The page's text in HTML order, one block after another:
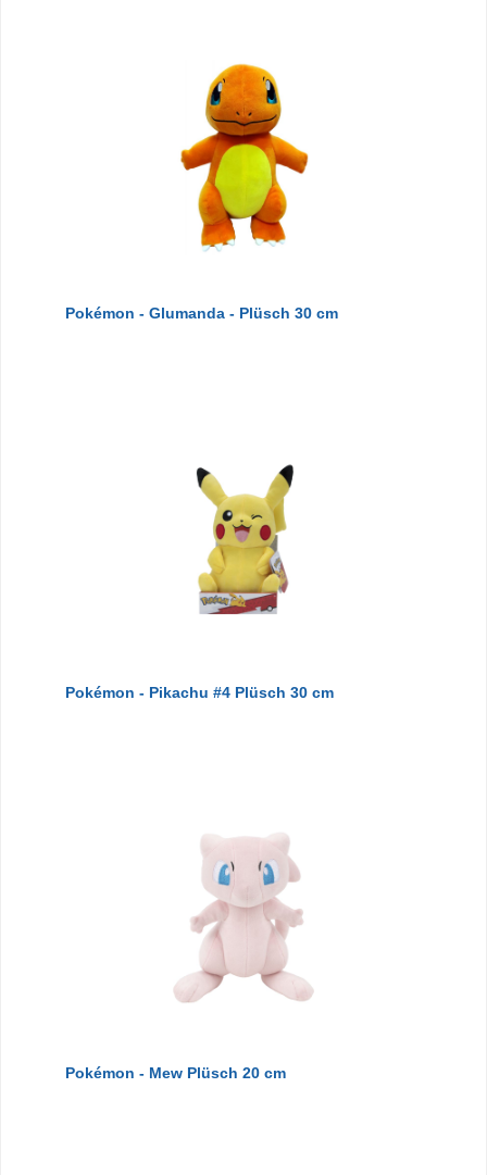
Pokémon - Glumanda - Plüsch 30 cm
Pokémon - Pikachu #4 Plüsch 30 cm
Pokémon - Mew Plüsch 20 cm